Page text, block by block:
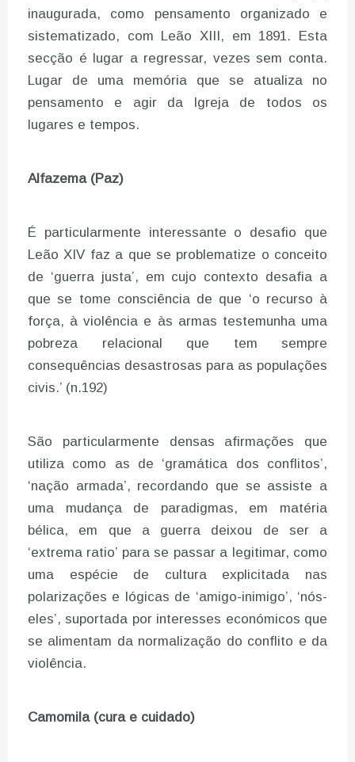
inaugurada, como pensamento organizado e
sistematizado, com Leão XIII, em 1891. Esta
secção é lugar a regressar, vezes sem conta.
Lugar de uma memória que se atualiza no
pensamento e agir da Igreja de todos os
lugares e tempos.
Alfazema (Paz)
É particularmente interessante o desafio que
Leão XIV faz a que se problematize o conceito
de ‘guerra justa’, em cujo contexto desafia a
que se tome consciência de que ‘o recurso à
força, à violência e às armas testemunha uma
pobreza relacional que tem sempre
consequências desastrosas para as populações
civis.’ (n.192)
São particularmente densas afirmações que
utiliza como as de ‘gramática dos conflitos’,
‘nação armada’, recordando que se assiste a
uma mudança de paradigmas, em matéria
bélica, em que a guerra deixou de ser a
‘extrema ratio’ para se passar a legitimar, como
uma espécie de cultura explicitada nas
polarizações e lógicas de ‘amigo-inimigo’, ‘nós-
eles’, suportada por interesses económicos que
se alimentam da normalização do conflito e da
violência.
Camomila (cura e cuidado)